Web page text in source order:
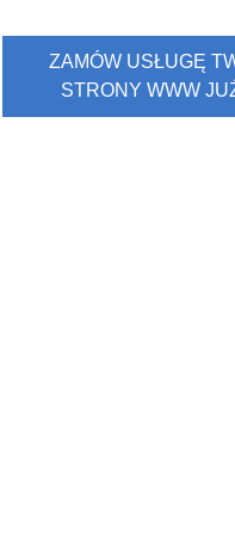
ZAMÓW USŁUGĘ
STRONY WWW